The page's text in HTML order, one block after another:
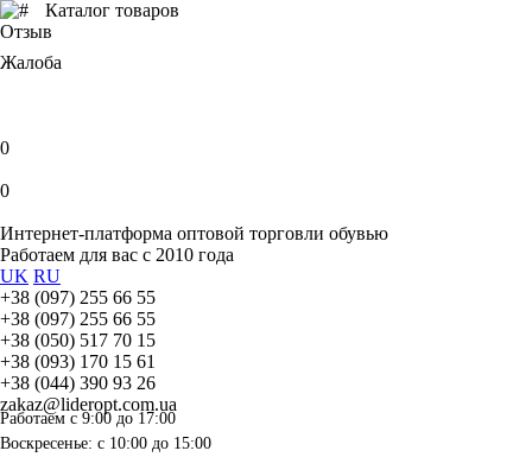
Каталог товаров
Отзыв
Жалоба
0
0
Интернет-платформа оптовой торговли обувью
Работаем для вас с 2010 года
UK RU
+38 (097) 255 66 55
+38 (097) 255 66 55
+38 (050) 517 70 15
+38 (093) 170 15 61
+38 (044) 390 93 26
zakaz@lideropt.com.ua
Работаем с 9:00 до 17:00
Воскресенье: с 10:00 до 15:00